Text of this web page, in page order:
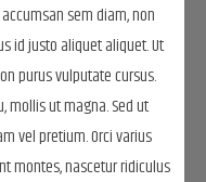
sem diam, non
id justo aliquet aliquet. Ut
purus vulputate cursus.
mollis ut magna. Sed ut
vel pretium. Orci varius
montes, nascetur ridiculus